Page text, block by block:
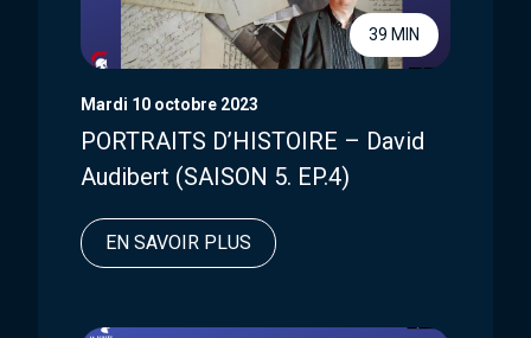
39 MIN
Mardi 10 octobre 2023
PORTRAITS D’HISTOIRE – David
Audibert (SAISON 5. EP.4)
EN SAVOIR PLUS